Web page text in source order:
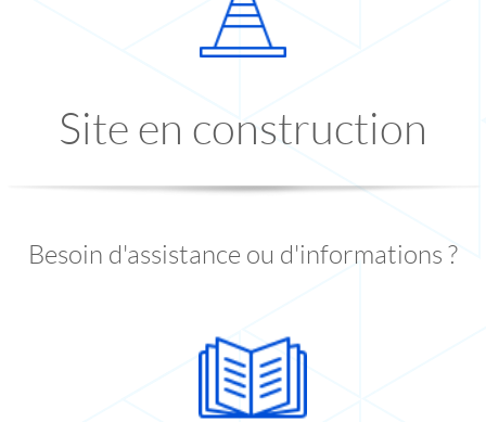
Site en construction
Besoin d'assistance ou d'informations ?